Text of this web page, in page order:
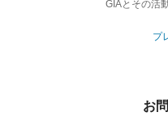
GIAとその活
プ
お